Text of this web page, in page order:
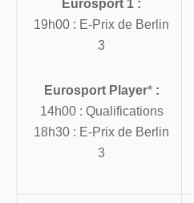
Eurosport 1 :
19h00 : E-Prix de Berlin
3
Eurosport Player*:
14h00 : Qualifications
18h30 : E-Prix de Berlin
3